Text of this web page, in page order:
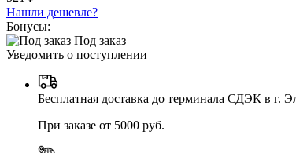
Нашли дешевле?
Бонусы:
Под заказ
Уведомить о поступлении
Бесплатная доставка до терминала СДЭК в г.
При заказе от 5000 руб.